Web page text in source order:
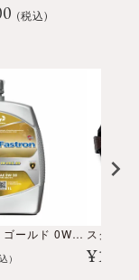
税込
ファストロン ゴールド 0W-20 SN
)
スクラン
¥